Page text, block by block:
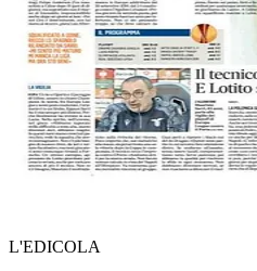
L'EDICOLA